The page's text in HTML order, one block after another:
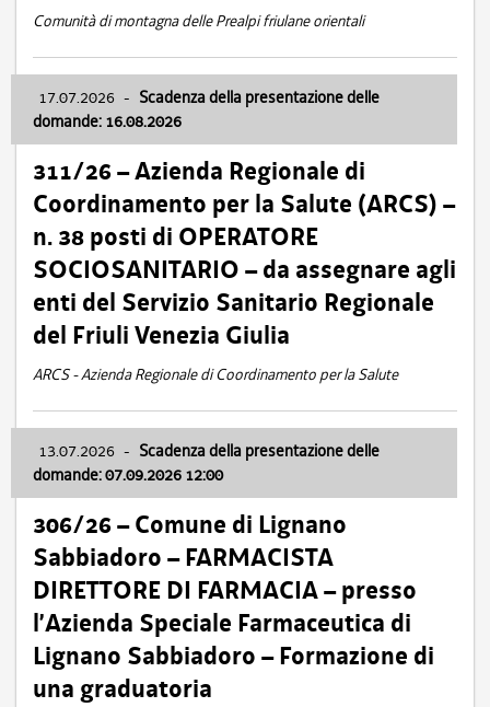
Comunità di montagna delle Prealpi friulane orientali
17.07.2026 - Scadenza della presentazione delle
domande: 16.08.2026
311/26 – Azienda Regionale di
Coordinamento per la Salute (ARCS) –
n. 38 posti di OPERATORE
SOCIOSANITARIO – da assegnare agli
enti del Servizio Sanitario Regionale
del Friuli Venezia Giulia
ARCS - Azienda Regionale di Coordinamento per la Salute
13.07.2026 - Scadenza della presentazione delle
domande: 07.09.2026 12:00
306/26 – Comune di Lignano
Sabbiadoro – FARMACISTA
DIRETTORE DI FARMACIA – presso
l’Azienda Speciale Farmaceutica di
Lignano Sabbiadoro – Formazione di
una graduatoria